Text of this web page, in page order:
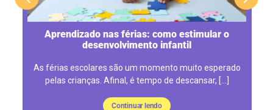
Aprendizado nas férias: como estimular o
desenvolvimento infantil
As férias escolares são um momento muito esperado
pelas crianças. Afinal, é tempo de descansar, […]
Continuar lendo